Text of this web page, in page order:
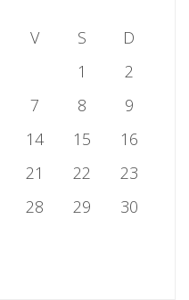
V S
D
1
2
7 8
9
14 15
16
21 22
23
28 29
30